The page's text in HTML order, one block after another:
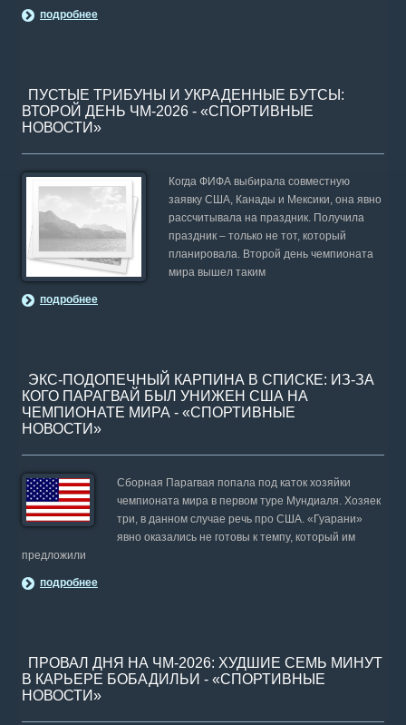
подробнее
ПУСТЫЕ ТРИБУНЫ И УКРАДЕННЫЕ БУТСЫ:
ВТОРОЙ ДЕНЬ ЧМ-2026 - «СПОРТИВНЫЕ
НОВОСТИ»
Когда ФИФА выбирала совместную
заявку США, Канады и Мексики, она явно
рассчитывала на праздник. Получила
праздник – только не тот, который
планировала. Второй день чемпионата
мира вышел таким
подробнее
ЭКС-ПОДОПЕЧНЫЙ КАРПИНА В СПИСКЕ: ИЗ-ЗА
КОГО ПАРАГВАЙ БЫЛ УНИЖЕН США НА
ЧЕМПИОНАТЕ МИРА - «СПОРТИВНЫЕ
НОВОСТИ»
Сборная Парагвая попала под каток хозяйки
чемпионата мира в первом туре Мундиаля. Хозяек
три, в данном случае речь про США. «Гуарани»
явно оказались не готовы к темпу, который им
предложили
подробнее
ПРОВАЛ ДНЯ НА ЧМ-2026: ХУДШИЕ СЕМЬ МИНУТ
В КАРЬЕРЕ БОБАДИЛЬИ - «СПОРТИВНЫЕ
НОВОСТИ»